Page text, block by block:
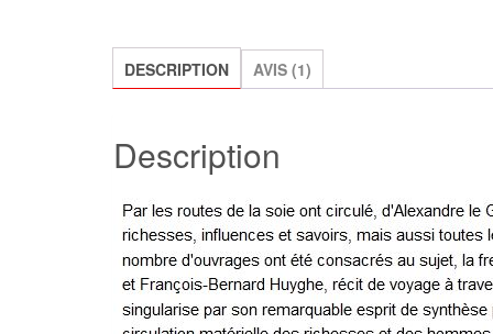
DESCRIPTION AVIS (1)
Description